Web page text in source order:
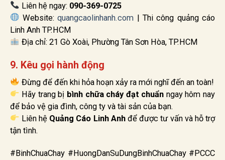
Liên hệ ngay: 090-369-0725
Website:quangcaolinhanh.com | Thi công quảng cáo
Linh Anh TP.HCM
Địa chỉ: 21 Gò Xoài, Phường Tân Sơn Hòa, TP.HCM
9. Kêu gọi hành động
Đừng để đến khi hỏa hoạn xảy ra mới nghĩ đến an toàn!
Hãy trang bị bình chữa cháy đạt chuẩn ngay hôm nay
để bảo vệ gia đình, công ty và tài sản của bạn.
Liên hệ Quảng Cáo Linh Anhđể được tư vấn và hỗ trợ
tận tình.
#BinhChuaChay #HuongDanSuDungBinhChuaChay #PCCC